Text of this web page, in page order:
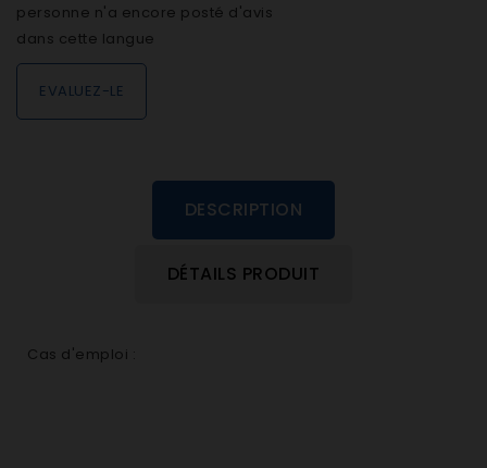
personne n'a encore posté d'avis
dans cette langue
EVALUEZ-LE
DESCRIPTION
DÉTAILS PRODUIT
Cas d'emploi :